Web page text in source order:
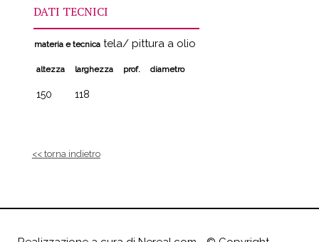
DATI TECNICI
materia e tecnicatela/ pittura a olio
altezza larghezza prof. diametro
150 118
<< torna indietro